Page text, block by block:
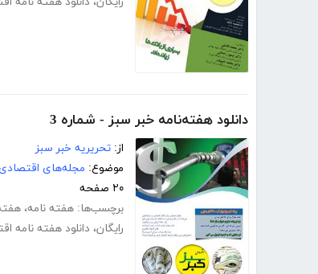
دانلود هفته‌نامه خبر سبز - شماره 3
از: تحریریه خبر سبز
موضوع: مجله‌های
۲۰ صفحه
برچسب‌ها: هفته نامه،
رایگان، دانلود هفته نامه